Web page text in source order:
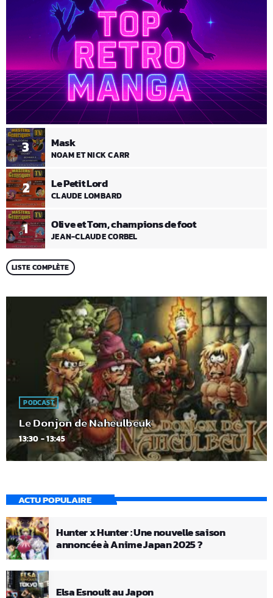
1 Olive et Tom, champions de foot
JEAN-CLAUDE CORBEL
2 Le Petit Lord
CLAUDE LOMBARD
3 Mask
NOAM ET NICK CARR
LISTE COMPLÈTE
PODCAST
Le Donjon de Naheulbeuk
13:30 - 13:45
ACTU POPULAIRE
Hunter x Hunter : Une nouvelle saison
annoncée à Anime Japan 2025 ?
Elsa Esnoult au Japon